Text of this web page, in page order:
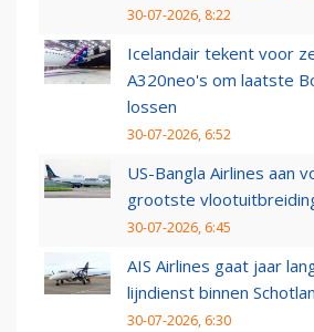
30-07-2026, 8:22
Icelandair tekent voor
A320neo's om laatste
lossen
30-07-2026, 6:52
US-Bangla Airlines aan
grootste
30-07-2026, 6:45
AIS Airlines gaat jaar
lijndienst binnen
30-07-2026, 6:30